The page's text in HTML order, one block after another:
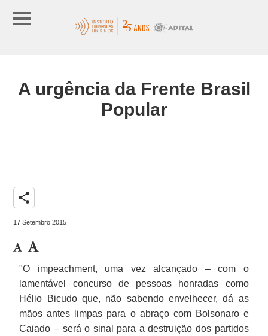
A urgência da Frente Brasil
Popular
share
17 Setembro 2015
"O impeachment, uma vez alcançado – com o
lamentável concurso de pessoas honradas como
Hélio Bicudo que, não sabendo envelhecer, dá as
mãos antes limpas para o abraço com Bolsonaro e
Caiado – será o sinal para a destruição dos partidos